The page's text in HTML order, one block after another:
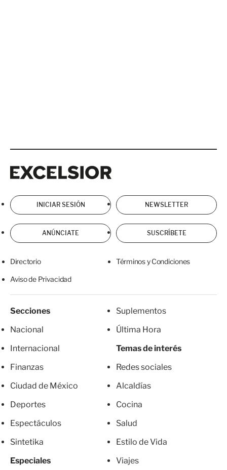
INICIAR SESIÓN NEWSLETTER
ANÚNCIATE SUSCRÍBETE
Directorio Términos y Condiciones
Aviso de Privacidad
Secciones
Nacional
Internacional
Finanzas
Ciudad de México
Deportes
Espectáculos
Sintetika
Especiales
Suplementos
Última Hora
Temas de interés
Redes sociales
Alcaldías
Cocina
Salud
Estilo de Vida
Viajes